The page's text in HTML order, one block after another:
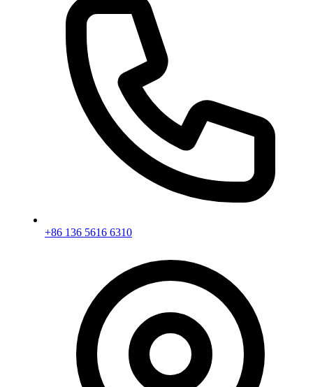
+86 136 5616 6310